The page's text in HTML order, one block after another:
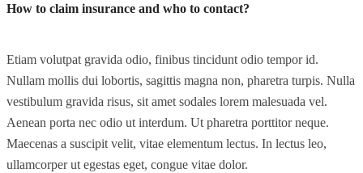
How to claim insurance and who to contact?
Etiam volutpat gravida odio, finibus tincidunt odio tempor id.
Nullam mollis dui lobortis, sagittis magna non, pharetra turpis. Nulla
vestibulum gravida risus, sit amet sodales lorem malesuada vel.
Aenean porta nec odio ut interdum. Ut pharetra porttitor neque.
Maecenas a suscipit velit, vitae elementum lectus. In lectus leo,
ullamcorper ut egestas eget, congue vitae dolor.